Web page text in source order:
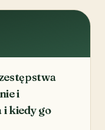
i
i kiedy go